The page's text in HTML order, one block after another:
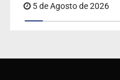
5 de Agosto de 2026